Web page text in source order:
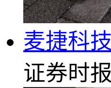
麦捷科
证券时